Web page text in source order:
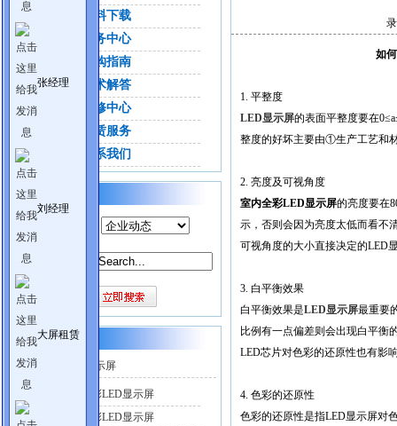
资料下载
服务中心
选购指南
技术解答
维修中心
租赁服务
联系我们
站内搜索
产品分类：
关键词：
产品目录
LED电子显示屏
户外全彩LED显示屏
室内全彩LED显示屏
如
1. 平整度
LED显示屏的表面平整度要在
整度的好坏主要由①生产工艺和
2. 亮度及可视角度
室内全彩LED显示屏的亮度要在
示，否则会因为亮度太低而看不
可视角度的大小直接决定的LED
3. 白平衡效果
白平衡效果是LED显示屏最重要
比例有一点偏差则会出现白平衡
LED芯片对色彩的还原性也有影
4. 色彩的还原性
色彩的还原性是指LED显示屏对
张经理
刘经理
大屏租赁